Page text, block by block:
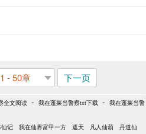
- 50章 下一页
全文阅读 - 我在蓬莱当警察txt下载 - 我在蓬莱当警
仙记 我在仙界富甲一方 遮天 凡人仙葫
丹道仙